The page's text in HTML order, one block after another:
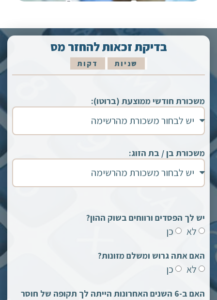
בדיקת זכאות להחזר מס
דקות שניות
משכורת חודשי ממוצעת (ברוטו):
משכורת בן / בת הזוג:
יש לך הפסדים ורווחים בשוק ההון?
לא כן
האם אתה גרוש ומשלם מזונות?
לא כן
האם ב-6 השנים האחרונות הייתה לך תקופה של חוסר